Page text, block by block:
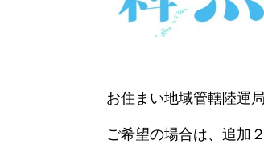
お住まい地域管轄陸運
ご希望の場合は、追加